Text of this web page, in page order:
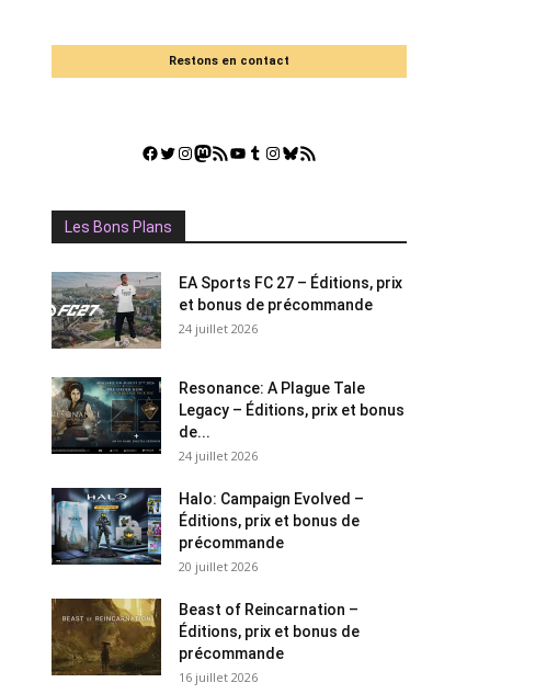
Restons en contact
Facebook
Twitter
Instagram
Mastodon
Flux RSSYouTube
Tumblr
Instagram
Bluesky
GestGame
Les Bons Plans
EA Sports FC 27 – Éditions, prix
et bonus de précommande
24 juillet 2026
Resonance: A Plague Tale
Legacy – Éditions, prix et bonus
de...
24 juillet 2026
Halo: Campaign Evolved –
Éditions, prix et bonus de
précommande
20 juillet 2026
Beast of Reincarnation –
Éditions, prix et bonus de
précommande
16 juillet 2026